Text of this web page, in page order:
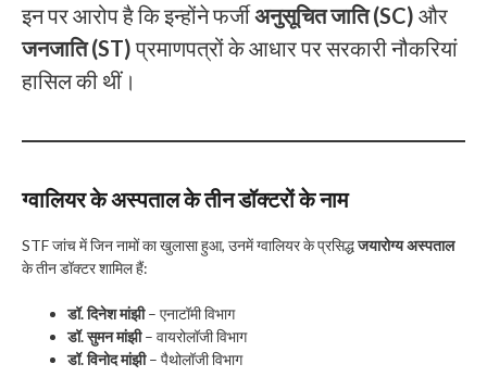
इन पर आरोप है कि इन्होंने फर्जीअनुसूचित जाति (SC) और
जनजाति (ST)प्रमाणपत्रों के आधार पर सरकारी नौकरियां
हासिल की थीं।
ग्वालियर के अस्पताल के तीन डॉक्टरों के नाम
STF जांच में जिन नामों का खुलासा हुआ, उनमें ग्वालियर के प्रसिद्धजयारोग्य अस्पताल
के तीन डॉक्टर शामिल हैं:
डॉ. दिनेश मांझी– एनाटॉमी विभाग
डॉ. सुमन मांझी– वायरोलॉजी विभाग
डॉ. विनोद मांझी– पैथोलॉजी विभाग